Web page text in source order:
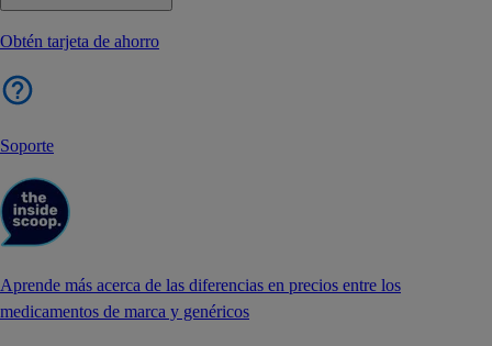
Obtén tarjeta de ahorro
Soporte
Aprende más acerca de las diferencias en precios entre los
medicamentos de marca y genéricos